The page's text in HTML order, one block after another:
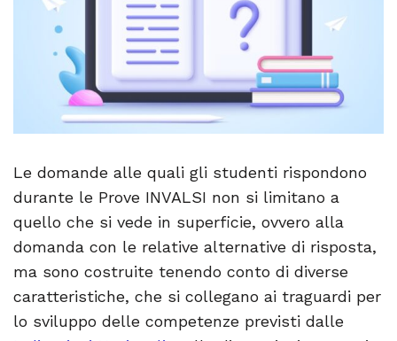
Le domande alle quali gli studenti rispondono
durante le Prove INVALSI non si limitano a
quello che si vede in superficie, ovvero alla
domanda con le relative alternative di risposta,
ma sono costruite tenendo conto di diverse
caratteristiche, che si collegano ai traguardi per
lo sviluppo delle competenze previsti dalle